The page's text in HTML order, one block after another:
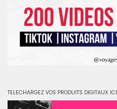
TELECHARGEZ VOS PRODUITS DIGITAUX ICI